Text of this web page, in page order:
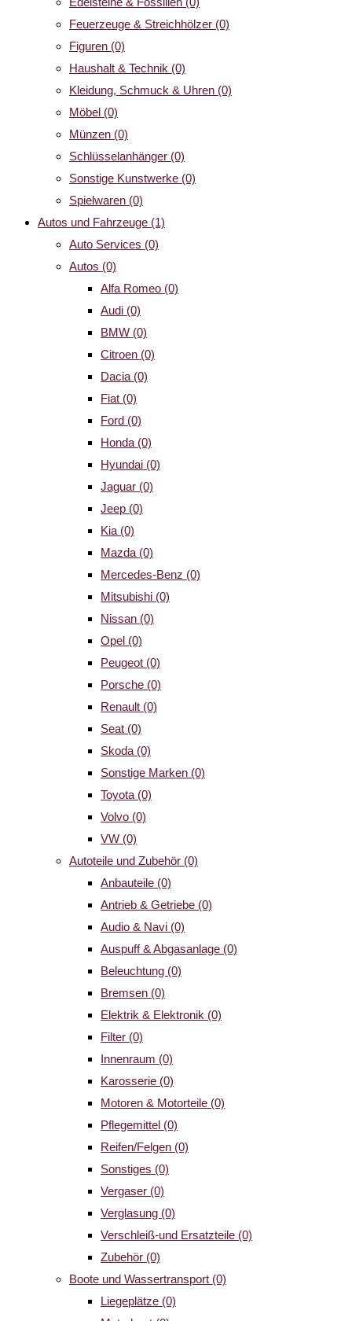
Feuerzeuge & Streichhölzer (0)
Figuren (0)
Haushalt & Technik (0)
Kleidung, Schmuck & Uhren (0)
Möbel (0)
Münzen (0)
Schlüsselanhänger (0)
Sonstige Kunstwerke (0)
Spielwaren (0)
Autos und Fahrzeuge (1)
Auto Services (0)
Autos (0)
Alfa Romeo (0)
Audi (0)
BMW (0)
Citroen (0)
Dacia (0)
Fiat (0)
Ford (0)
Honda (0)
Hyundai (0)
Jaguar (0)
Jeep (0)
Kia (0)
Mazda (0)
Mercedes-Benz (0)
Mitsubishi (0)
Nissan (0)
Opel (0)
Peugeot (0)
Porsche (0)
Renault (0)
Seat (0)
Skoda (0)
Sonstige Marken (0)
Toyota (0)
Volvo (0)
VW (0)
Autoteile und Zubehör (0)
Anbauteile (0)
Antrieb & Getriebe (0)
Audio & Navi (0)
Auspuff & Abgasanlage (0)
Beleuchtung (0)
Bremsen (0)
Elektrik & Elektronik (0)
Filter (0)
Innenraum (0)
Karosserie (0)
Motoren & Motorteile (0)
Pflegemittel (0)
Reifen/Felgen (0)
Sonstiges (0)
Vergaser (0)
Verglasung (0)
Verschleiß-und Ersatzteile (0)
Zubehör (0)
Boote und Wassertransport (0)
Liegeplätze (0)